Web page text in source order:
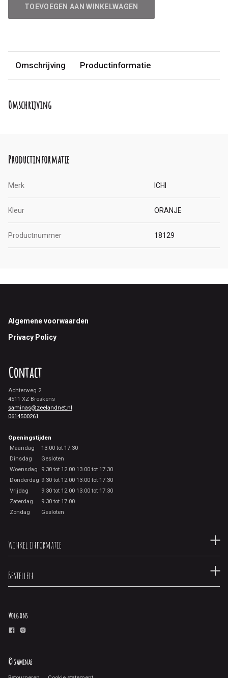
TOEVOEGEN AAN WINKELWAGEN
Omschrijving Productinformatie
Omschrijving
Productinformatie
Merk ICHI
Kleur ORANJE
Productnummer 18129
Footer
Algemene voorwaarden
Privacy Policy
Contact
Achterweg 2
4511 XZ Breskens
saminas@zeelandnet.nl
0614500261
Openingstijden
Maandag
13.00 tot 17.30
Dinsdag
Gesloten
Woensdag
9.30 tot 12.00 13.00 tot 17.30
Donderdag 9.30 tot 12.00 13.00 tot 17.30
Vrijdag
9.30 tot 12.00 13.00 tot 17.30
Zaterdag
9.30 tot 17.00
Zondag
Gesloten
Winkel informatie
Bestellen
Volg ons
© Saminas